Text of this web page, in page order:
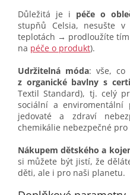
Důležitá je i péče o
stupňů Celsia, nesušte
teplotách → prodloužíte
na péče o produkt).
Udržitelná móda: vše, co
z organické bavlny s
Textil Standard), tj. celý
sociální a enviromentální
jedovaté a zdraví
chemikálie nebezpečné
Nákupem dětského a
si můžete být jistí, že
děti, ale i pro naši planetu.